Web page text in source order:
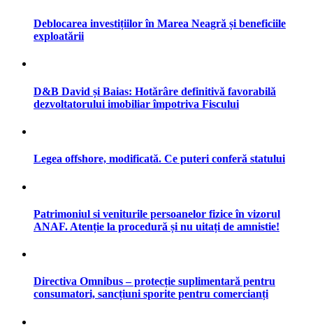
Deblocarea investițiilor în Marea Neagră și beneficiile
exploatării
D&B David și Baias: Hotărâre definitivă favorabilă
dezvoltatorului imobiliar împotriva Fiscului
Legea offshore, modificată. Ce puteri conferă statului
Patrimoniul si veniturile persoanelor fizice în vizorul
ANAF. Atenție la procedură și nu uitați de amnistie!
Directiva Omnibus – protecție suplimentară pentru
consumatori, sancțiuni sporite pentru comercianți